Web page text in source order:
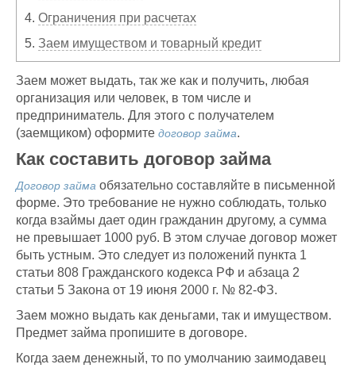
4. Ограничения при расчетах
5. Заем имуществом и товарный кредит
Заем может выдать, так же как и получить, любая
организация или человек, в том числе и
предприниматель. Для этого с получателем
(заемщиком) оформите договор займа.
Как составить договор займа
Договор займа обязательно составляйте в письменной
форме. Это требование не нужно соблюдать, только
когда взаймы дает один гражданин другому, а сумма
не превышает 1000 руб. В этом случае договор может
быть устным. Это следует из положений пункта 1
статьи 808 Гражданского кодекса РФ и абзаца 2
статьи 5 Закона от 19 июня 2000 г. № 82-ФЗ.
Заем можно выдать как деньгами, так и имуществом.
Предмет займа пропишите в договоре.
Когда заем денежный, то по умолчанию заимодавец